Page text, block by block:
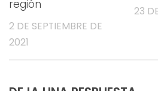
región
2 DE SEPTIEMBRE DE
2021
23